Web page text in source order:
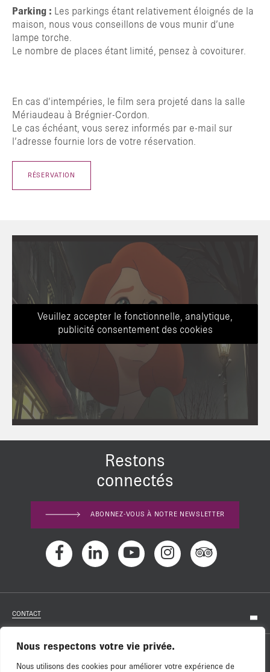
Nous respectons votre vie privée.
Nous utilisons des cookies pour améliorer votre expérience de
Parking : Les parkings étant relativement éloignés de la
maison, nous vous conseillons de vous munir d’une
lampe torche.
Le nombre de places étant limité, pensez à covoiturer.
En cas d’intempéries, le film sera projeté dans la salle
Mériaudeau à Brégnier-Cordon.
Le cas échéant, vous serez informés par e-mail sur
l’adresse fournie lors de votre réservation.
RÉSERVATION
Veuillez accepter le fonctionnelle, analytique,
publicité consentement des cookies
Restons
connectés
ABONNEZ-VOUS À NOTRE NEWSLETTER
CONTACT